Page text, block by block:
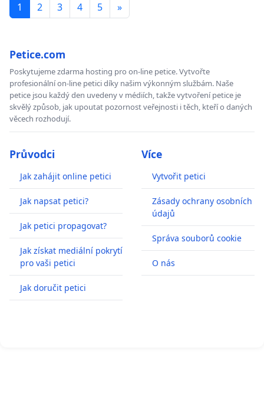
1 2 3 4 5 »
Petice.com
Poskytujeme zdarma hosting pro on-line petice. Vytvořte
profesionální on-line petici díky našim výkonným službám. Naše
petice jsou každý den uvedeny v médiích, takže vytvoření petice je
skvělý způsob, jak upoutat pozornost veřejnosti i těch, kteří o daných
věcech rozhodují.
Průvodci
Jak zahájit online petici
Jak napsat petici?
Jak petici propagovat?
Jak získat mediální pokrytí
pro vaši petici
Jak doručit petici
Více
Vytvořit petici
Zásady ochrany osobních
údajů
Správa souborů cookie
O nás